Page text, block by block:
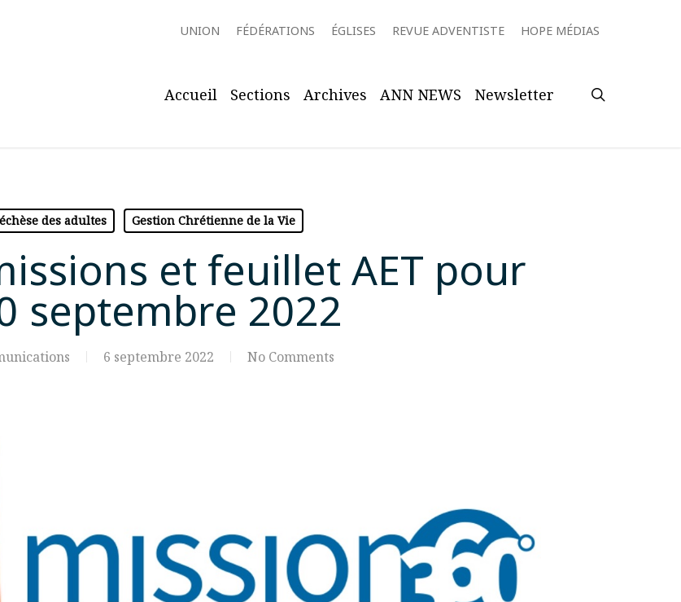
UNION FÉDÉRATIONS ÉGLISES REVUE ADVENTISTE HOPE MÉDIAS
Accueil Sections Archives ANN NEWS Newsletter
des adultes Gestion Chrétienne de la Vie
et feuillet AET pour
septembre 2022
6 septembre 2022 No Comments